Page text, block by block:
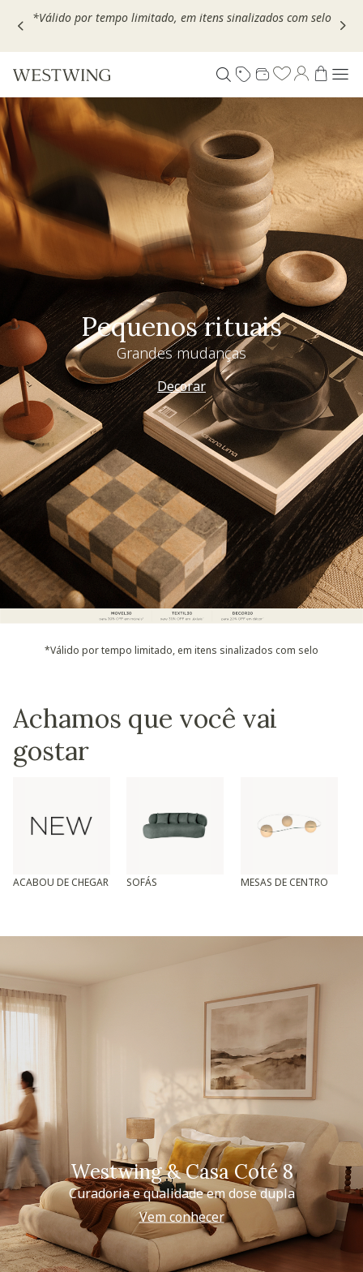
Escolha seu VOUCHER e ganhe até 30% OFF*: useMOVEL30,
Pequenos rituais
Grandes mudanças
Decorar
*Válido por tempo limitado, em itens sinalizados com selo
Achamos que você vai
gostar
ACABOU DE CHEGAR SOFÁS MESAS DE CENTRO
Westwing & Casa Coté 8
Curadoria e qualidade em dose dupla
Vem conhecer